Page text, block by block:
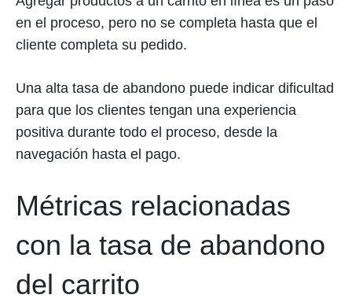
en el proceso, pero no se completa hasta que el
cliente completa su pedido.
Una alta tasa de abandono puede indicar dificultad
para que los clientes tengan una experiencia
positiva durante todo el proceso, desde la
navegación hasta el pago.
Métricas relacionadas
con la tasa de abandono
del carrito